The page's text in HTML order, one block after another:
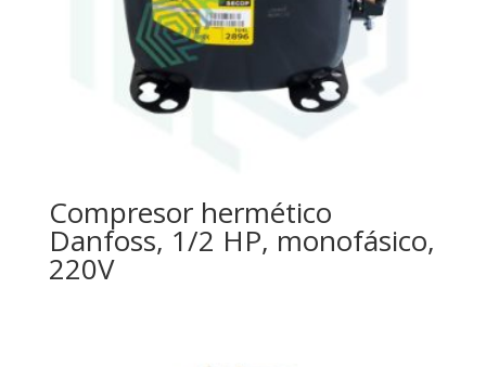
Compresor hermético
Danfoss, 1/2 HP, monofásico,
220V